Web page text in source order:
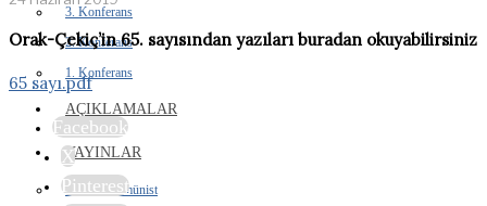
3. Konferans
2. Konferans
1. Konferans
AÇIKLAMALAR
YAYINLAR
İhtilalci Komünist
Orak-Çekiç’in 65. sayısından yazıları buradan okuyabilirsiniz
65 sayı.pdf
Facebook
X
Pinterest